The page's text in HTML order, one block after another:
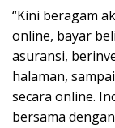
“Kini beragam
online, bayar
asuransi,
halaman,
secara online.
bersama